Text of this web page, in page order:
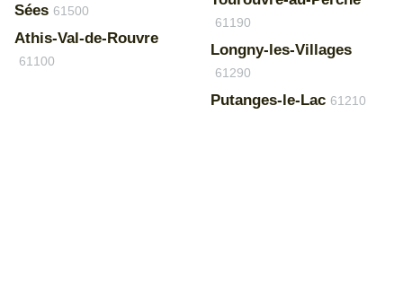
Sées 61500
Athis-Val-de-Rouvre
61100
61190
Longny-les-Villages
61290
Putanges-le-Lac 61210